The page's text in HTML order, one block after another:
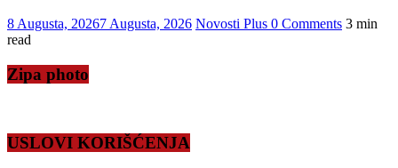
8 Augusta, 20267 Augusta, 2026 Novosti Plus 0 Comments 3 min
read
Zipa photo
USLOVI KORIŠĆENJA